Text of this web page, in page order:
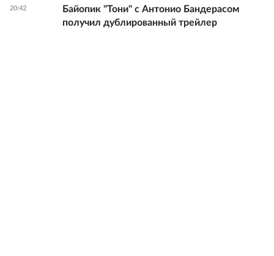
20:42
Байопик "Тони" с Антонио Бандерасом
получил дублированный трейлер